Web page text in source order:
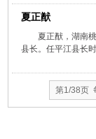
夏正猷
夏正猷，湖南
县长。任平江县长
第1/38页